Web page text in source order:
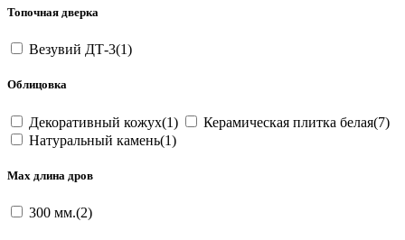
Топочная дверка
Везувий ДТ-3(1)
Облицовка
Декоративный кожух(1)
Керамическая плитка белая(7)
Натуральный камень(1)
Max длина дров
300 мм.(2)